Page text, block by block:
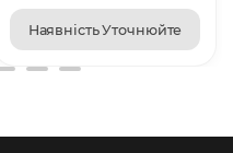
Наявність Уточнюйте